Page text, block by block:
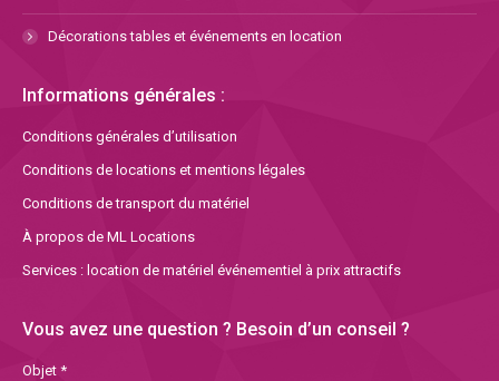
Décorations tables et événements en location
Informations générales :
Conditions générales d’utilisation
Conditions de locations et mentions légales
Conditions de transport du matériel
À propos de ML Locations
Services : location de matériel événementiel à prix attractifs
Vous avez une question ? Besoin d’un conseil ?
Objet *